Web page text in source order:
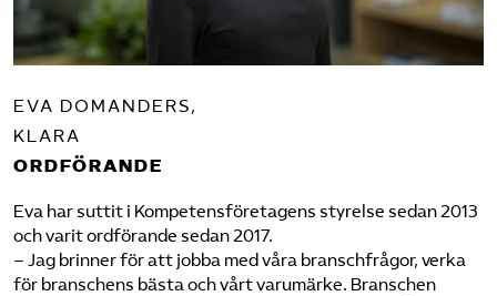
information om val eller de styrelseposter som
ska tillsättas.
ärenden som medlemmar anmält
EVA DOMANDERS,
KLARA
ORDFÖRANDE
Eva har suttit i Kompetensföretagens styrelse sedan 2013
och varit ordförande sedan 2017.
– Jag brinner för att jobba med våra branschfrågor, verka
för branschens bästa och vårt varumärke. Branschen